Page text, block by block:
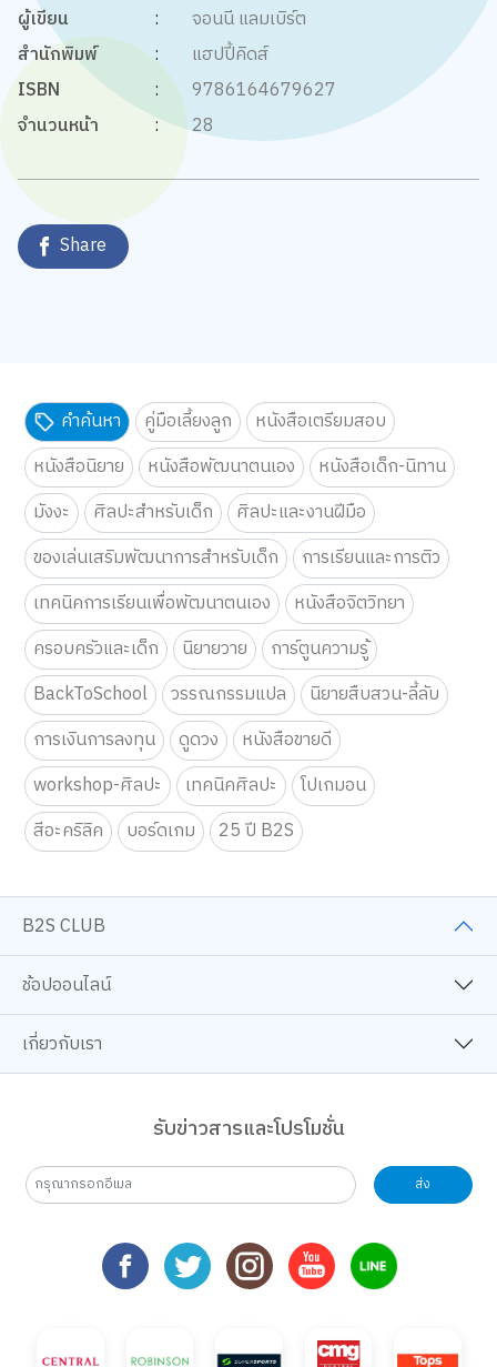
ผู้เขียน
:
จอนนี แลมเบิร์ต
สำนักพิมพ์
:
แฮปปี้คิดส์
ISBN
:
9786164679627
จำนวนหน้า
: 28
Share
คำค้นหา คู่มือเลี้ยงลูก
หนังสือเตรียมสอบ
หนังสือนิยาย
หนังสือพัฒนาตนเอง
หนังสือเด็ก-นิทาน
มังงะ
ศิลปะสำหรับเด็ก
ศิลปะและงานฝีมือ
ของเล่นเสริมพัฒนาการสำหรับเด็ก
การเรียนและการติว
เทคนิคการเรียนเพื่อพัฒนาตนเอง
หนังสือจิตวิทยา
ครอบครัวและเด็ก
นิยายวาย
การ์ตูนความรู้
BackToSchool
วรรณกรรมแปล
นิยายสืบสวน-ลี้ลับ
การเงินการลงทุน
ดูดวง
หนังสือขายดี
workshop-ศิลปะ
เทคนิคศิลปะ
โปเกมอน
สีอะคริลิค
บอร์ดเกม 25 ปี B2S
B2S CLUB
ช้อปออนไลน์
เกี่ยวกับเรา
รับข่าวสารและโปรโมชั่น
ส่ง